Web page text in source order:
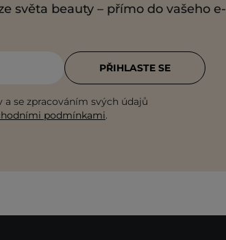
světa beauty – přímo do vašeho e-
se zpracováním svých údajů
podmínkami.
PŘIHLASTE SE